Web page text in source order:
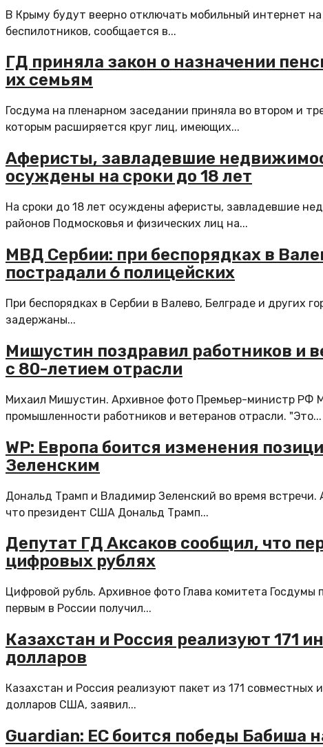
В Крыму будут веерно отключать мобильный интернет
беспилотников, сообщается в...
ГД приняла закон о назначении
их семьям
Госдума на пленарном заседании приняла во втором и
которым расширяется круг лиц, имеющих...
Аферисты, завладевшие
осуждены на сроки до 18 лет
На сроки до 18 лет осуждены аферисты, завладевшие
районов Подмосковья и физических лиц на...
МВД Сербии: при беспорядках в
пострадали 6 полицейских
При беспорядках в Сербии в Валево, Белграде и других
задержаны...
Мишустин поздравил работников и
с 80-летием отрасли
Михаил Мишустин. Архивное фото Премьер-министр РФ
промышленности работников и ветеранов отрасли. "Это...
WP: Европа боится изменения
Зеленским
Дональд Трамп и Владимир Зеленский во время
что президент США Дональд Трамп...
Депутат ГД Аксаков сообщил, что
цифровых рублях
Цифровой рубль. Архивное фото Глава комитета
первым в России получил...
Казахстан и Россия реализуют 171
долларов
Казахстан и Россия реализуют пакет из 171
долларов США, заявил...
Guardian: ЕС боится победы Бабиша